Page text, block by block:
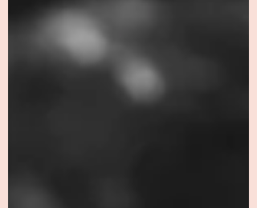
elkaar voortdurend beïnvloeden. Ons lichaam
is geen verzameling losse onderdelen. Het is
een levend geheel dat zich voortdurend
afstemt op wat er gebeurt — binnenin ons en
om ons heen. Deze afstemming wordt
grotendeels geregeld door het auto